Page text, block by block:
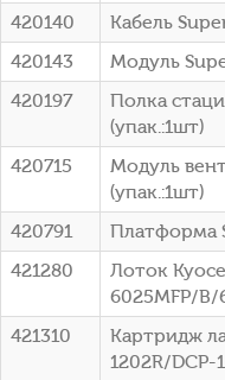
420140
Кабель
420143
Модуль
420197
Полка
(упак.:1шт)
420715
Модуль
(упак.:1шт)
420791
Платформа
421280
Лоток
6025MFP/B/
421310
Картридж
1202R/DCP-